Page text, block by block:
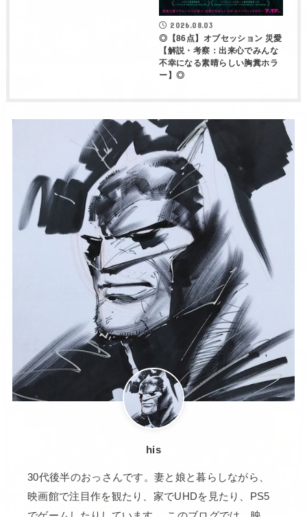
2026.08.03
◎【86点】オブセッション 災愛
【解説・考察：出来心でみんな
不幸になる素晴らしい胸糞ホラ
ー】◎
his
30代後半のおっさんです。妻と娘と暮らしながら、
映画館で注目作を観たり、家でUHDを見たり、PS5